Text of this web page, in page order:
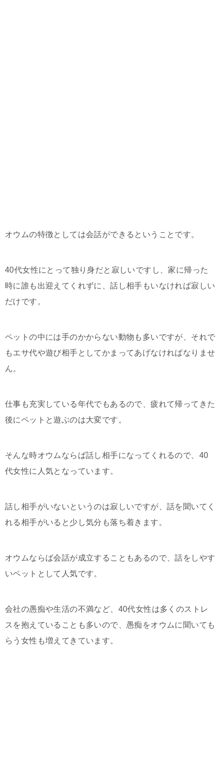
オウムの特徴としては会話ができるということです。
40代女性にとって独り身だと寂しいですし、家に帰った
時に誰も出迎えてくれずに、話し相手もいなければ寂しい
だけです。
ペットの中には手のかからない動物も多いですが、それで
もエサ代や遊び相手としてかまってあげなければなりませ
ん。
仕事も充実している年代でもあるので、疲れて帰ってきた
後にペットと遊ぶのは大変です。
そんな時オウムならば話し相手になってくれるので、40
代女性に人気となっています。
話し相手がいないというのは寂しいですが、話を聞いてく
れる相手がいると少し気分も落ち着きます。
オウムならば会話が成立することもあるので、話をしやす
いペットとして人気です。
会社の愚痴や生活の不満など、40代女性は多くのストレ
スを抱えていることも多いので、愚痴をオウムに聞いても
らう女性も増えてきています。